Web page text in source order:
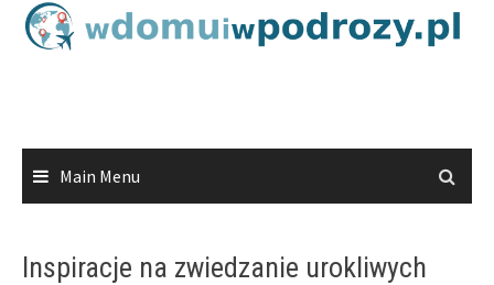
Skip
Main Menu
Inspiracje na zwiedzanie urokliwych